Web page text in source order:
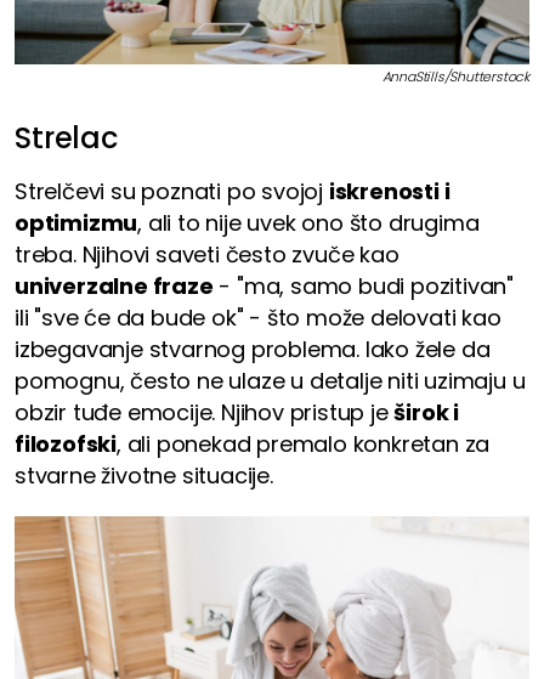
AnnaStills/Shutterstock
Strelac
Strelčevi su poznati po svojoj iskrenosti i
optimizmu, ali to nije uvek ono što drugima
treba. Njihovi saveti često zvuče kao
univerzalne fraze - "ma, samo budi pozitivan"
ili "sve će da bude ok" - što može delovati kao
izbegavanje stvarnog problema. Iako žele da
pomognu, često ne ulaze u detalje niti uzimaju u
obzir tuđe emocije. Njihov pristup ješirok i
filozofski, ali ponekad premalo konkretan za
stvarne životne situacije.